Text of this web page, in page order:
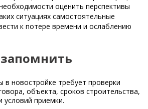
оценить перспективы
ситуациях самостоятельные
к потере времени и ослаблению
в новостройке требует проверки
объекта, сроков строительства,
условий приемки.